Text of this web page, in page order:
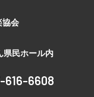
会
県民ホール内
616-6608